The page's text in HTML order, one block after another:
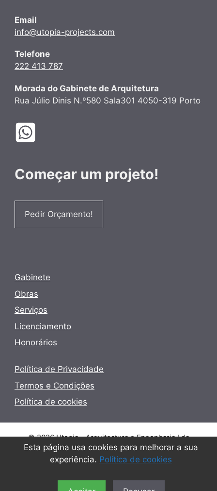
Esta página usa cookies para melhorar a sua
experiência. Política de cookies
Email
info@utopia-projects.com
Telefone
222 413 787
Morada do Gabinete de Arquitetura
Rua Júlio Dinis N.º580 Sala301 4050-319 Porto
Começar um projeto!
Pedir Orçamento!
Gabinete
Obras
Serviços
Licenciamento
Honorários
Política de Privacidade
Termos e Condições
Política de cookies
© 2026 Utopia - Arquitectura e Engenharia Lda